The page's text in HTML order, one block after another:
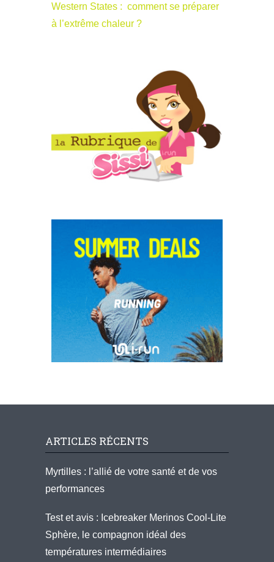
Western States : comment se préparer
à l’extrême chaleur ?
ARTICLES RÉCENTS
Myrtilles : l’allié de votre santé et de vos
performances
Test et avis : Icebreaker Merinos Cool-Lite
Sphère, le compagnon idéal des
températures intermédiaires